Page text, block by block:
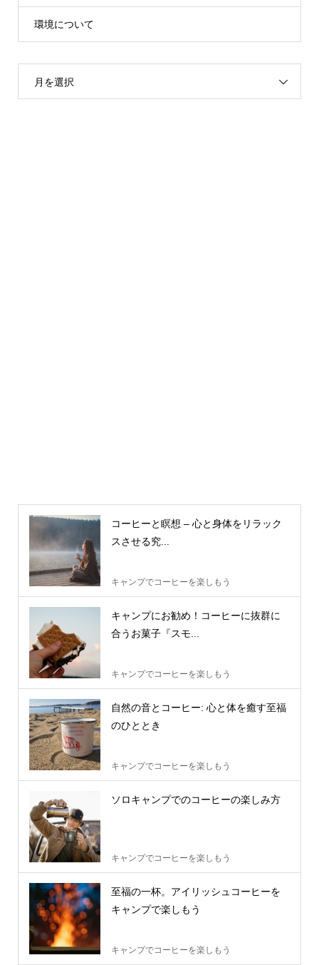
環境について
月を選択
コーヒーと瞑想 – 心と身体をリラック
スさせる究...
キャンプでコーヒーを楽しもう
キャンプにお勧め！コーヒーに抜群に
合うお菓子『スモ...
キャンプでコーヒーを楽しもう
自然の音とコーヒー: 心と体を癒す至福
のひととき
キャンプでコーヒーを楽しもう
ソロキャンプでのコーヒーの楽しみ方
キャンプでコーヒーを楽しもう
至福の一杯。アイリッシュコーヒーを
キャンプで楽しもう
キャンプでコーヒーを楽しもう